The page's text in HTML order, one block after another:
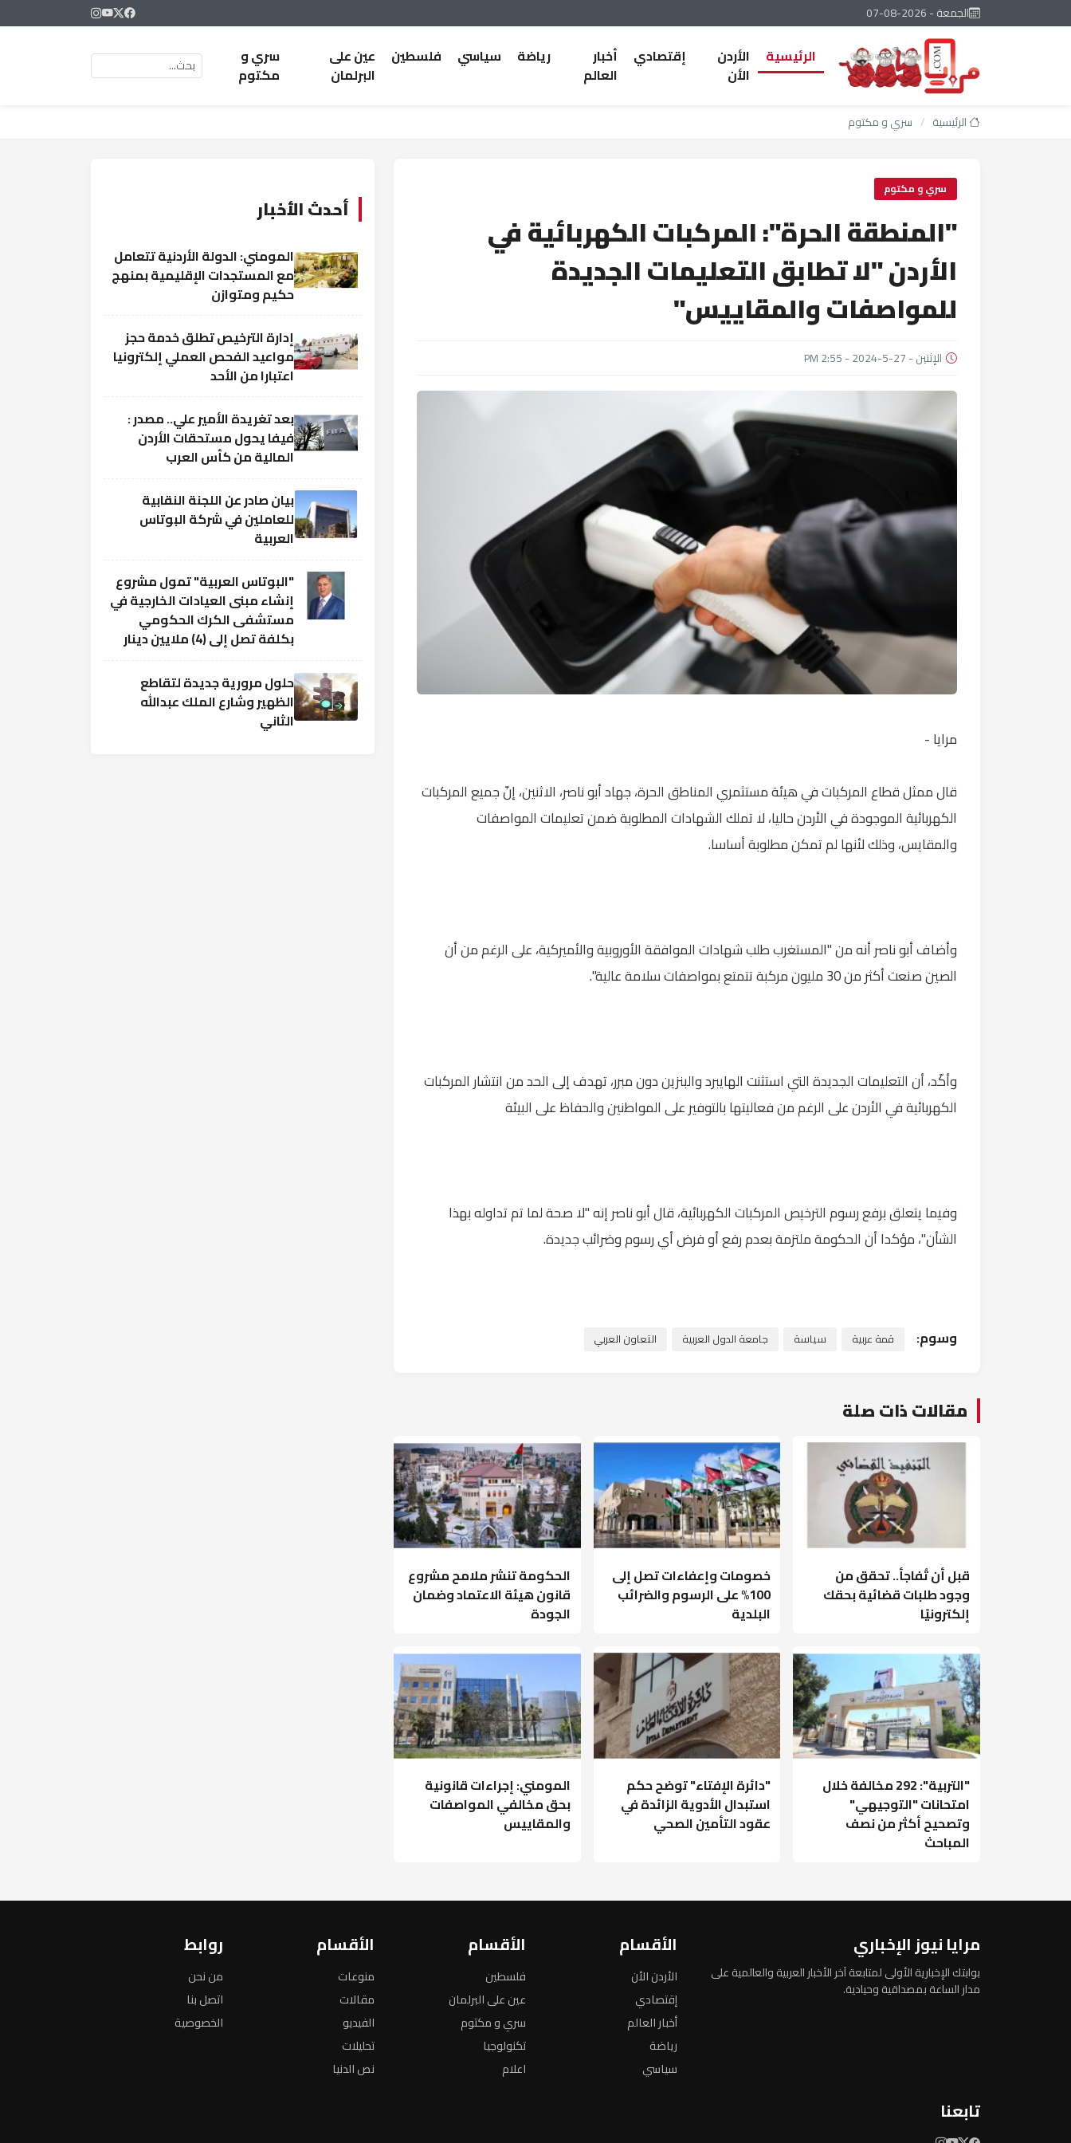
الجمعة - 2026-08-07
الرئيسية
الأردن
الأن
إقتصادي
أخبار
العالم
رياضة سياسي فلسطين
عين على
البرلمان
سري و
مكتوم
الرئيسية / سري و مكتوم
سري و مكتوم
"المنطقة الحرة": المركبات الكهربائية في
الأردن "لا تطابق التعليمات الجديدة
للمواصفات والمقاييس"
الإثنين - 27-5-2024 - 2:55 PM
مرايا -
قال ممثل قطاع المركبات في هيئة مستثمري المناطق الحرة، جهاد أبو ناصر، الاثنين، إنّ جميع المركبات
الكهربائية الموجودة في الأردن حاليا، لا تملك الشهادات المطلوبة ضمن تعليمات المواصفات
والمقايس، وذلك لأنها لم تمكن مطلوبة أساسا.
وأضاف أبو ناصر أنه من "المستغرب طلب شهادات الموافقة الأوروبية والأميركية، على الرغم من أن
الصين صنعت أكثر من 30 مليون مركبة تتمتع بمواصفات سلامة عالية".
وأكّد، أن التعليمات الجديدة التي استثنت الهايبرد والبنزين دون مبرر، تهدف إلى الحد من انتشار المركبات
الكهربائية في الأردن على الرغم من فعاليتها بالتوفير على المواطنين والحفاظ على البيئة
وفيما يتعلق برفع رسوم الترخيص المركبات الكهربائية، قال أبو ناصر إنه "لا صحة لما تم تداوله بهذا
الشأن"، مؤكدا أن الحكومة ملتزمة بعدم رفع أو فرض أي رسوم وضرائب جديدة.
وسوم: قمة عربية سياسة جامعة الدول العربية التعاون العربي
مقالات ذات صلة
قبل أن تُفاجأ.. تحقق من
وجود طلبات قضائية بحقك
إلكترونيًا
خصومات وإعفاءات تصل إلى
100% على الرسوم والضرائب
البلدية
الحكومة تنشر ملامح مشروع
قانون هيئة الاعتماد وضمان
الجودة
"التربية": 292 مخالفة خلال
امتحانات "التوجيهي"
وتصحيح أكثر من نصف
المباحث
"دائرة الإفتاء" توضح حكم
استبدال الأدوية الزائدة في
عقود التأمين الصحي
المومني: إجراءات قانونية
بحق مخالفي المواصفات
والمقاييس
أحدث الأخبار
المومني: الدولة الأردنية تتعامل
مع المستجدات الإقليمية بمنهج
حكيم ومتوازن
إدارة الترخيص تطلق خدمة حجز
مواعيد الفحص العملي إلكترونيا
اعتبارا من الأحد
بعد تغريدة الأمير علي.. مصدر :
فيفا يحول مستحقات الأردن
المالية من كأس العرب
بيان صادر عن اللجنة النقابية
للعاملين في شركة البوتاس
العربية
"البوتاس العربية" تمول مشروع
إنشاء مبنى العيادات الخارجية في
مستشفى الكرك الحكومي
بكلفة تصل إلى (4) ملايين دينار
حلول مرورية جديدة لتقاطع
الظهير وشارع الملك عبدالله
الثاني
مرايا نيوز الإخباري
بوابتك الإخبارية الأولى لمتابعة آخر الأخبار العربية والعالمية على
مدار الساعة بمصداقية وحيادية.
الأقسام
الأردن الأن
إقتصادي
أخبار العالم
رياضة
سياسي
الأقسام
فلسطين
عين على البرلمان
سري و مكتوم
تكنولوجيا
اعلام
الأقسام
منوعات
مقالات
الفيديو
تحليلات
نص الدنيا
روابط
من نحن
اتصل بنا
الخصوصية
تابعنا